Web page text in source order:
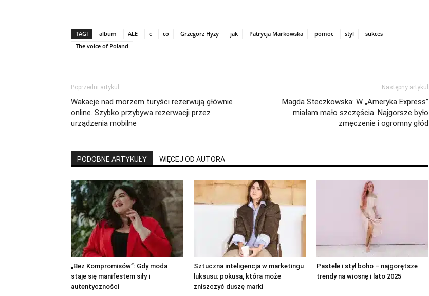
TAGI album ALE c co Grzegorz Hyży jak Patrycja Markowska pomoc styl
sukces
The voice of Poland
Poprzedni artykuł
Wakacje nad morzem turyści rezerwują głównie
online. Szybko przybywa rezerwacji przez
urządzenia mobilne
Następny artykuł
Magda Steczkowska: W „Ameryka Express”
miałam mało szczęścia. Najgorsze było
zmęczenie i ogromny głód
PODOBNE ARTYKUŁY WIĘCEJ OD AUTORA
„Bez Kompromisów”: Gdy moda
staje się manifestem siły i
autentyczności
Sztuczna inteligencja w marketingu
luksusu: pokusa, która może
zniszczyć duszę marki
Pastele i styl boho – najgorętsze
trendy na wiosnę i lato 2025